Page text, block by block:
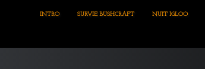
INTRO SURVIE BUSHCRAFT NUIT IGLOO